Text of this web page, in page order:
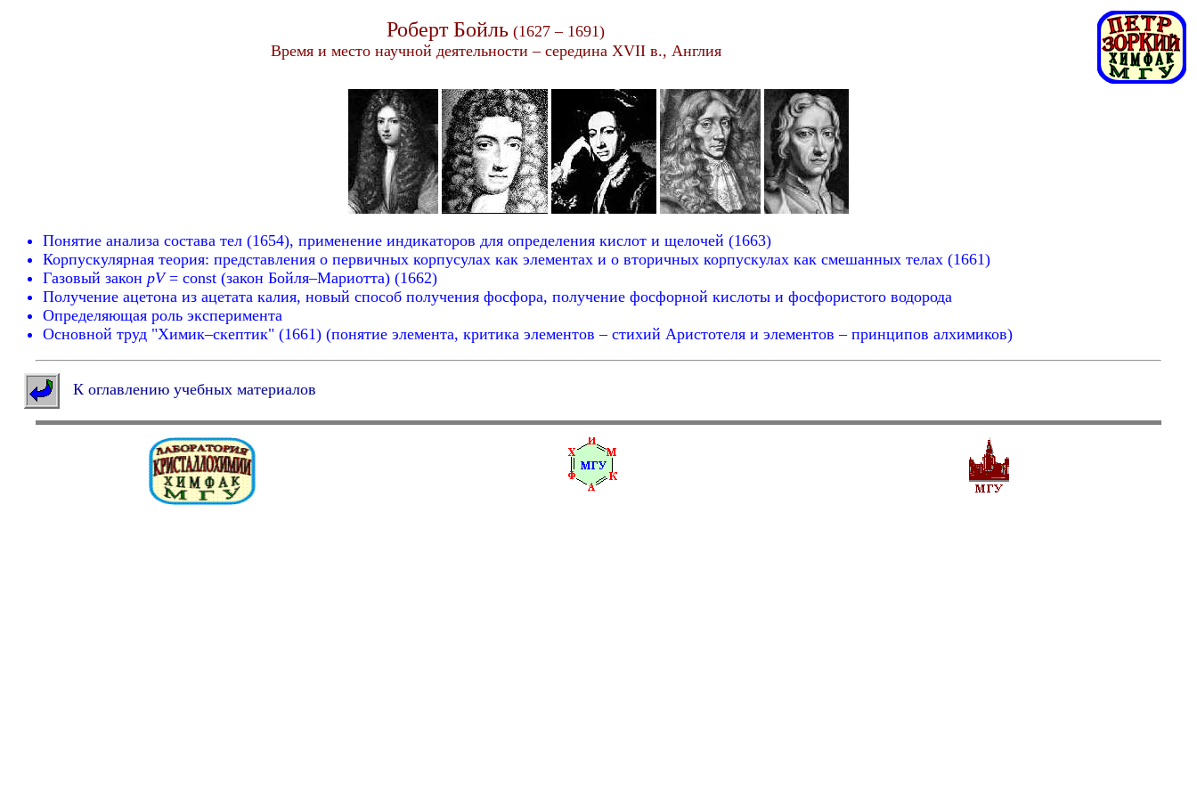
Роберт Бойль (1627 – 1691)
Время и место научной деятельности – середина XVII в., Англия
Понятие анализа состава тел (1654), применение индикаторов для определения кислот и щелочей (1663)
Корпускулярная теория: представления о первичных корпусулах как элементах и о вторичных корпускулах как смешанных телах (1661)
Газовый закон pV= const (закон Бойля–Мариотта) (1662)
Получение ацетона из ацетата калия, новый способ получения фосфора, получение фосфорной кислоты и фосфористого водорода
Определяющая роль эксперимента
Основной труд "Химик–скептик" (1661) (понятие элемента, критика элементов – стихий Аристотеля и элементов – принципов алхимиков)
К оглавлению учебных материалов